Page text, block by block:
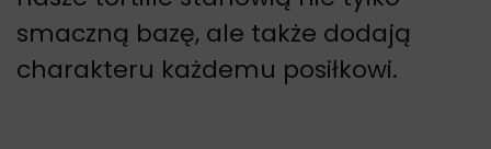
smaczną bazę, ale także dodają
charakteru każdemu posiłkowi.